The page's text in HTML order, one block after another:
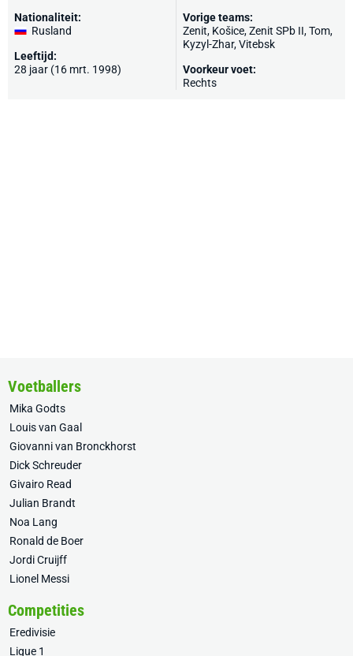
Nationaliteit:
Rusland
Leeftijd:
28 jaar (16 mrt. 1998)
Vorige teams:
Zenit, Košice, Zenit SPb II, Tom,
Kyzyl-Zhar, Vitebsk
Voorkeur voet:
Rechts
Voetballers
Mika Godts
Louis van Gaal
Giovanni van Bronckhorst
Dick Schreuder
Givairo Read
Julian Brandt
Noa Lang
Ronald de Boer
Jordi Cruijff
Lionel Messi
Competities
Eredivisie
Ligue 1